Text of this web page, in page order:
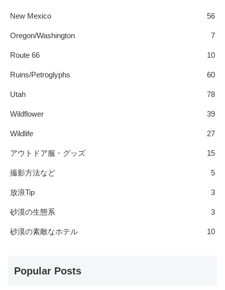
New Mexico 56
Oregon/Washington 7
Route 66 10
Ruins/Petroglyphs 60
Utah 78
Wildflower 39
Wildlife 27
アウトドア服・グッズ 15
撮影方法など 5
放浪Tip 3
砂漠の生態系 3
砂漠の素敵なホテル 10
Popular Posts